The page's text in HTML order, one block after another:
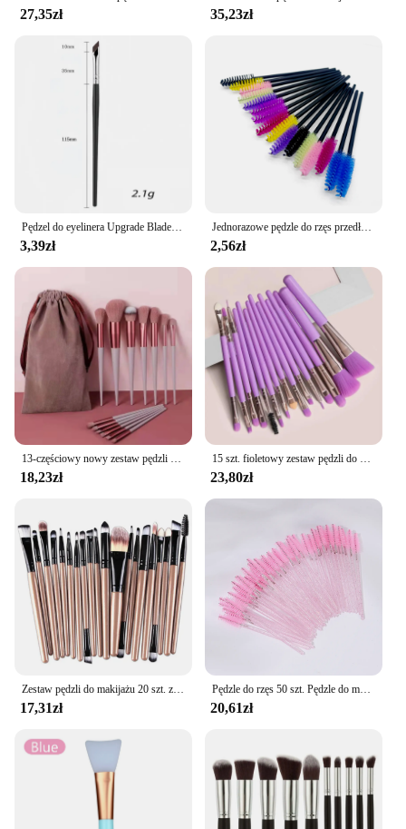
27,35zł 35,23zł
3,39zł
Jednorazowe pędzle do rzęs przedłużanie rzęs narzędzia pędzel do brwi szczoteczki do tuszu do rzęs aplikator Spoolers rzęsy kosmetyczne
2,56zł
18,23zł 23,80zł
Zestaw pędzli do makijażu 20 szt. zestaw pędzli do cieni do powiek
17,31zł
Pędzle do rzęs 50 szt. Pędzle do makijażu jednorazowy tusz do rzęs aplikator różdżka pędzel kosmetyczny do rzęs, narzędzie do wydłużająca rzęsy
20,61zł